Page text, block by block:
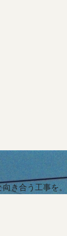
き合う工事を。